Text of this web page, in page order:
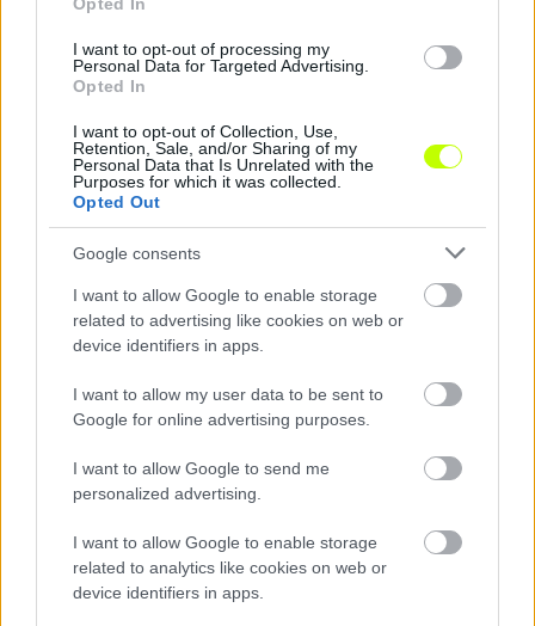
I want to opt-out of processing my
Personal Data for Targeted Advertising.
Opted In
I want to opt-out of Collection, Use,
Retention, Sale, and/or Sharing of my
Personal Data that Is Unrelated with the
Purposes for which it was collected.
Opted Out
Google consents
I want to allow Google to enable storage
related to advertising like cookies on web or
device identifiers in apps.
I want to allow my user data to be sent to
Google for online advertising purposes.
I want to allow Google to send me
personalized advertising.
I want to allow Google to enable storage
related to analytics like cookies on web or
device identifiers in apps.
Loaded Remaining
Time
Szöveg forrása: mtkbudapest.hu
Megosztás:
KAPCSOLÓDÓ HÍREK